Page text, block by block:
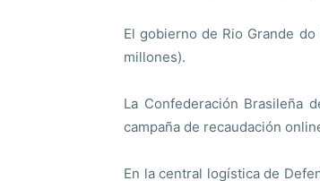
El gobierno de Rio Grande
millones).
La Confederación Brasileña
campaña de recaudación
En la central logística de